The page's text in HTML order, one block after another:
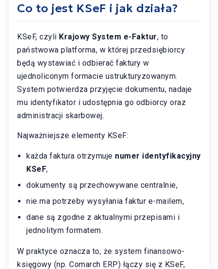
Co to jest KSeF i jak działa?
KSeF, czyli Krajowy System e-Faktur, to
państwowa platforma, w której przedsiębiorcy
będą wystawiać i odbierać faktury w
ujednoliconym formacie ustrukturyzowanym.
System potwierdza przyjęcie dokumentu, nadaje
mu identyfikator i udostępnia go odbiorcy oraz
administracji skarbowej.
Najważniejsze elementy KSeF:
każda faktura otrzymuje numer identyfikacyjny
KSeF,
dokumenty są przechowywane centralnie,
nie ma potrzeby wysyłania faktur e-mailem,
dane są zgodne z aktualnymi przepisami i
jednolitym formatem.
W praktyce oznacza to, że system finansowo-
księgowy (np. Comarch ERP) łączy się z KSeF,